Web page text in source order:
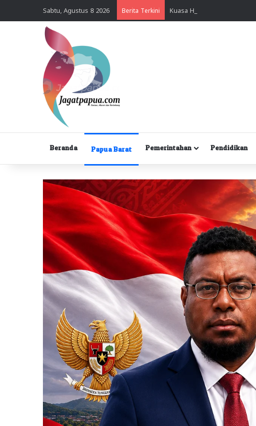
Sabtu, Agustus 8 2026 Berita Terkini
Beranda Papua Barat Pemerintahan Pendidikan